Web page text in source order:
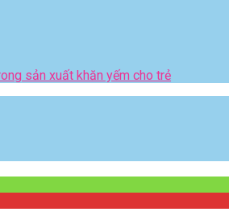
sản xuất khăn yếm cho trẻ